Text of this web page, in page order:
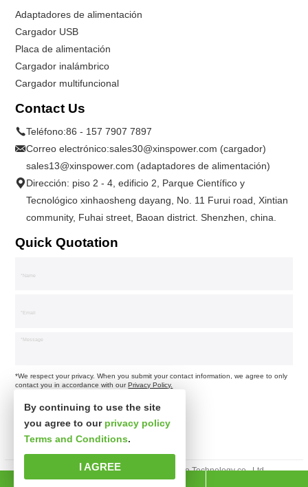
Adaptadores de alimentación
Cargador USB
Placa de alimentación
Cargador inalámbrico
Cargador multifuncional
Contact Us
Teléfono:86 - 157 7907 7897
Correo electrónico:sales30@xinspower.com (cargador)
sales13@xinspower.com (adaptadores de alimentación)
Dirección: piso 2 - 4, edificio 2, Parque Científico y
Tecnológico xinhaosheng dayang, No. 11 Furui road, Xintian
community, Fuhai street, Baoan district. Shenzhen, china.
Quick Quotation
*We respect your privacy. When you submit your contact information, we agree to only
contact you in accordance with ourPrivacy Policy.
Derechos de autor © Shenzhen xinsibo Technology co., Ltd.
By continuing to use the site
you agree to our privacy policy
Terms and Conditions.
I AGREE